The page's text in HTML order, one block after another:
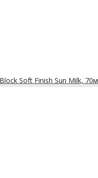
Soft Finish Sun Milk,